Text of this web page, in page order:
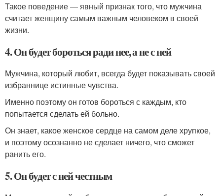
Такое поведение — явный признак того, что мужчина
считает женщину самым важным человеком в своей
жизни.
4. Он будет бороться ради нее, а не с ней
Мужчина, который любит, всегда будет показывать своей
избраннице истинные чувства.
Именно поэтому он готов бороться с каждым, кто
попытается сделать ей больно.
Он знает, какое женское сердце на самом деле хрупкое,
и поэтому осознанно не сделает ничего, что сможет
ранить его.
5. Он будет с ней честным